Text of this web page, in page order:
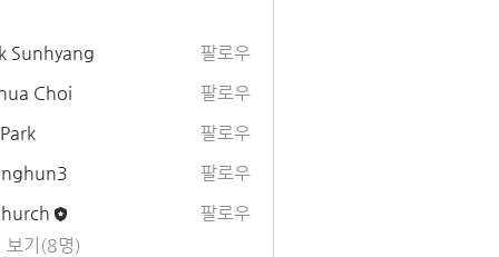
Sunhyang
팔로우
Choi
팔로우
팔로우
팔로우
팔로우
보기(8명)